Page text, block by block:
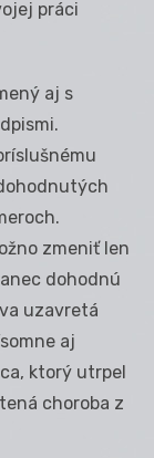
práci
aj s
zmeniť len
dohodnú
uzavretá
aj
ktorý utrpel
choroba z